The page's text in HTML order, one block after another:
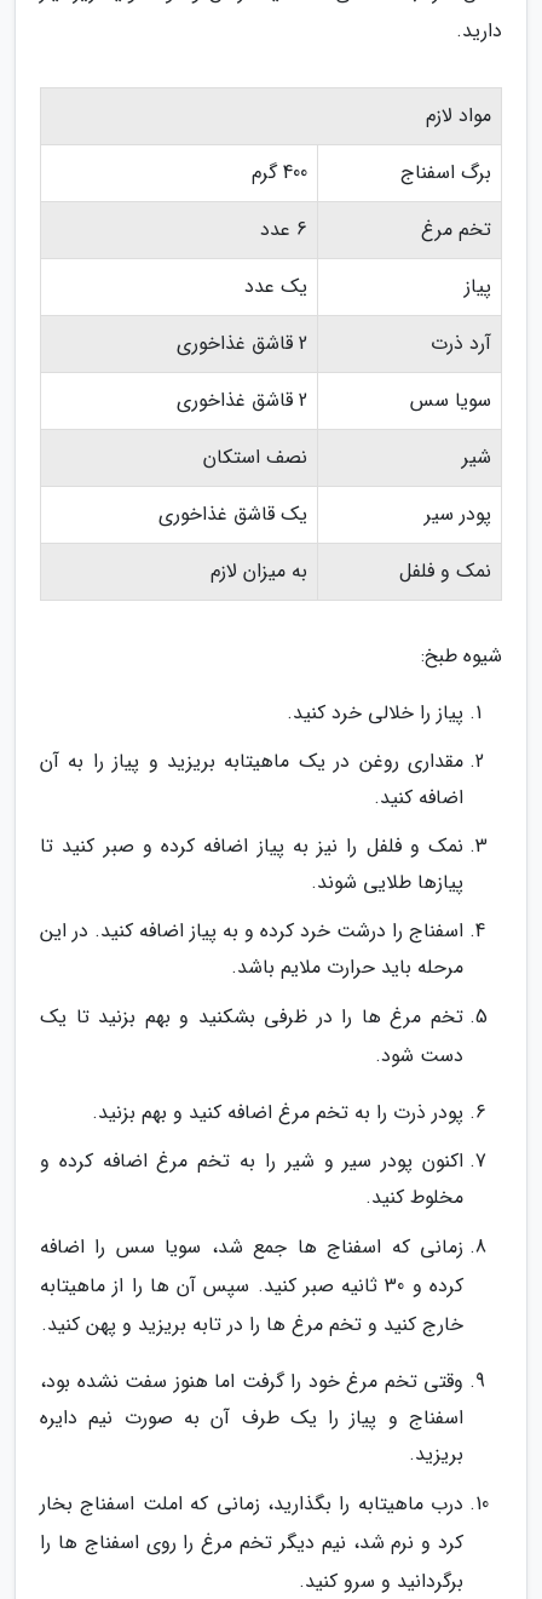
دارید.
مواد لازم
برگ اسفناج
400 گرم
تخم مرغ
6 عدد
پیاز
یک عدد
آرد ذرت
2 قاشق غذاخوری
سویا سس
2 قاشق غذاخوری
شیر
نصف استکان
پودر سیر
یک قاشق غذاخوری
نمک و فلفل
به میزان لازم
شیوه طبخ:
پیاز را خلالی خرد کنید.
مقداری روغن در یک ماهیتابه بریزید و پیاز را به آن
اضافه کنید.
نمک و فلفل را نیز به پیاز اضافه کرده و صبر کنید تا
پیازها طلایی شوند.
اسفناج را درشت خرد کرده و به پیاز اضافه کنید. در این
مرحله باید حرارت ملایم باشد.
تخم مرغ ها را در ظرفی بشکنید و بهم بزنید تا یک
دست شود.
پودر ذرت را به تخم مرغ اضافه کنید و بهم بزنید.
اکنون پودر سیر و شیر را به تخم مرغ اضافه کرده و
مخلوط کنید.
زمانی که اسفناج ها جمع شد، سویا سس را اضافه
کرده و 30 ثانیه صبر کنید. سپس آن ها را از ماهیتابه
خارج کنید و تخم مرغ ها را در تابه بریزید و پهن کنید.
وقتی تخم مرغ خود را گرفت اما هنوز سفت نشده بود،
اسفناج و پیاز را یک طرف آن به صورت نیم دایره
بریزید.
درب ماهیتابه را بگذارید، زمانی که املت اسفناج بخار
کرد و نرم شد، نیم دیگر تخم مرغ را روی اسفناج ها را
برگردانید و سرو کنید.